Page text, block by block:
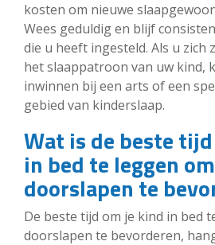
kosten om nieuwe
Wees geduldig en blijf
die u heeft ingesteld. Als u zich
het slaappatroon van uw kind,
inwinnen bij een arts of een
gebied van kinderslaap.
Wat is de beste
in bed te leggen
doorslapen te
De beste tijd om je kind in bed
doorslapen te bevorderen,